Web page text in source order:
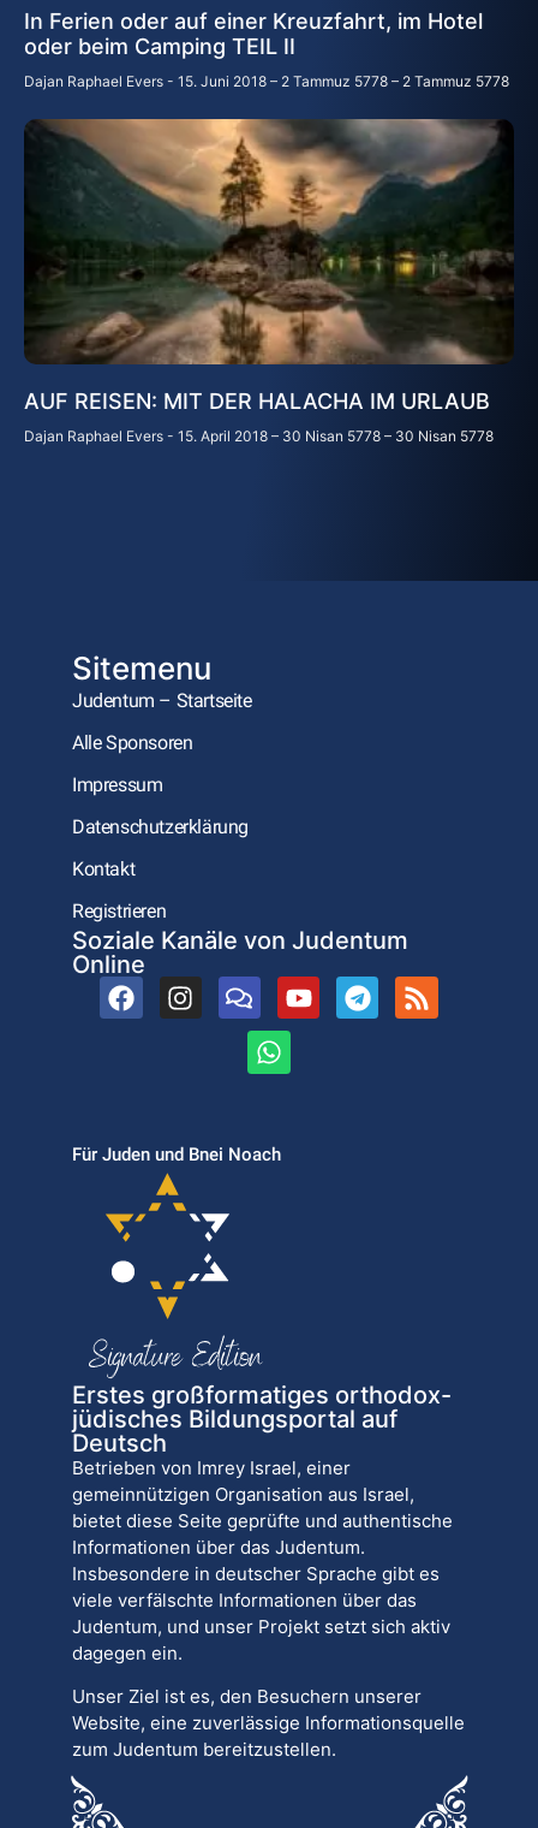
In Ferien oder auf einer Kreuzfahrt, im Hotel
oder beim Camping TEIL II
Dajan Raphael Evers 15. Juni 2018 – 2 Tammuz 5778 – 2 Tammuz 5778
AUF REISEN: MIT DER HALACHA IM URLAUB
Dajan Raphael Evers 15. April 2018 – 30 Nisan 5778 – 30 Nisan 5778
Sitemenu
Judentum – Startseite
Alle Sponsoren
Impressum
Datenschutzerklärung
Kontakt
Registrieren
Soziale Kanäle von Judentum
Online
Für Juden und Bnei Noach
Erstes großformatiges orthodox-
jüdisches Bildungsportal auf
Deutsch
Betrieben von Imrey Israel, einer
gemeinnützigen Organisation aus Israel,
bietet diese Seite geprüfte und authentische
Informationen über das Judentum.
Insbesondere in deutscher Sprache gibt es
viele verfälschte Informationen über das
Judentum, und unser Projekt setzt sich aktiv
dagegen ein.
Unser Ziel ist es, den Besuchern unserer
Website, eine zuverlässige Informationsquelle
zum Judentum bereitzustellen.